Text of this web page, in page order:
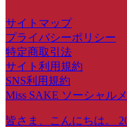
サイトマップ
プライバシーポリシー
特定商取引法
サイト利用規約
SNS利用規約
Miss SAKE ソーシャル
皆さま、こんにちは。